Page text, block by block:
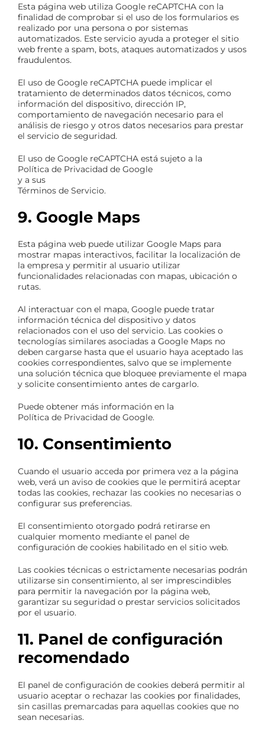
Esta página web utiliza Google reCAPTCHA con la
finalidad de comprobar si el uso de los formularios es
realizado por una persona o por sistemas
automatizados. Este servicio ayuda a proteger el sitio
web frente a spam, bots, ataques automatizados y usos
fraudulentos.
El uso de Google reCAPTCHA puede implicar el
tratamiento de determinados datos técnicos, como
información del dispositivo, dirección IP,
comportamiento de navegación necesario para el
análisis de riesgo y otros datos necesarios para prestar
el servicio de seguridad.
El uso de Google reCAPTCHA está sujeto a la
Política de Privacidad de Google
y a sus
Términos de Servicio.
9. Google Maps
Esta página web puede utilizar Google Maps para
mostrar mapas interactivos, facilitar la localización de
la empresa y permitir al usuario utilizar
funcionalidades relacionadas con mapas, ubicación o
rutas.
Al interactuar con el mapa, Google puede tratar
información técnica del dispositivo y datos
relacionados con el uso del servicio. Las cookies o
tecnologías similares asociadas a Google Maps no
deben cargarse hasta que el usuario haya aceptado las
cookies correspondientes, salvo que se implemente
una solución técnica que bloquee previamente el mapa
y solicite consentimiento antes de cargarlo.
Puede obtener más información en la
Política de Privacidad de Google.
10. Consentimiento
Cuando el usuario acceda por primera vez a la página
web, verá un aviso de cookies que le permitirá aceptar
todas las cookies, rechazar las cookies no necesarias o
configurar sus preferencias.
El consentimiento otorgado podrá retirarse en
cualquier momento mediante el panel de
configuración de cookies habilitado en el sitio web.
Las cookies técnicas o estrictamente necesarias podrán
utilizarse sin consentimiento, al ser imprescindibles
para permitir la navegación por la página web,
garantizar su seguridad o prestar servicios solicitados
por el usuario.
11. Panel de configuración
recomendado
El panel de configuración de cookies deberá permitir al
usuario aceptar o rechazar las cookies por finalidades,
sin casillas premarcadas para aquellas cookies que no
sean necesarias.